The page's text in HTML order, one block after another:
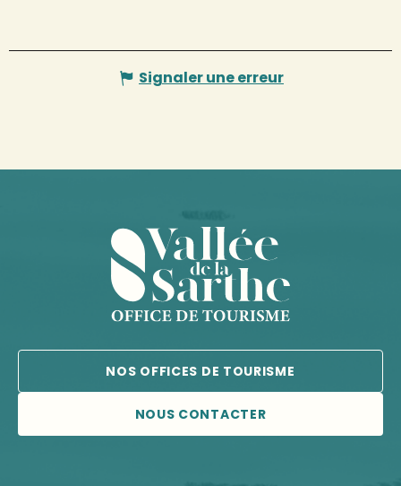
Signaler une erreur
NOS OFFICES DE TOURISME
NOUS CONTACTER